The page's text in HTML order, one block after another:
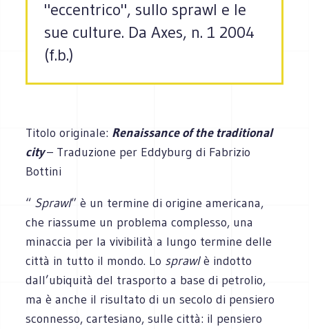
"eccentrico", sullo sprawl e le
sue culture. Da Axes, n. 1 2004
(f.b.)
Titolo originale: Renaissance of the traditional
city– Traduzione per Eddyburg di Fabrizio
Bottini
“ Sprawl” è un termine di origine americana,
che riassume un problema complesso, una
minaccia per la vivibilità a lungo termine delle
città in tutto il mondo. Lo sprawlè indotto
dall’ubiquità del trasporto a base di petrolio,
ma è anche il risultato di un secolo di pensiero
sconnesso, cartesiano, sulle città: il pensiero